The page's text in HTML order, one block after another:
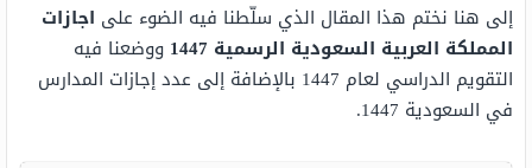
إلى هنا نختم هذا المقال الذي سلّطنا فيه الضوء على اجازات
المملكة العربية السعودية الرسمية 1447
ووضعنا فيه
التقويم الدراسي لعام 1447 بالإضافة إلى عدد إجازات المدارس
في السعودية 1447.